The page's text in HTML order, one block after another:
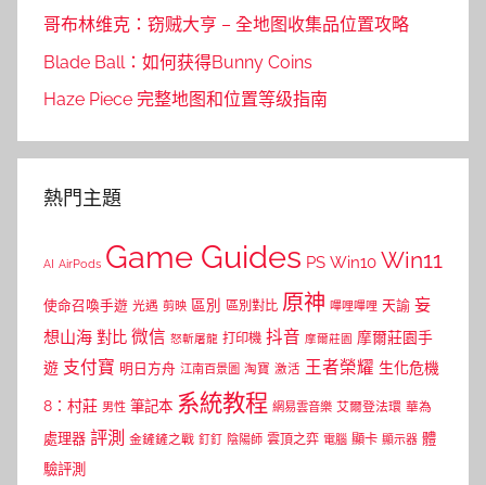
哥布林维克：窃贼大亨 – 全地图收集品位置攻略
Blade Ball：如何获得Bunny Coins
Haze Piece 完整地图和位置等级指南
熱門主題
AI AirPods Game Guides PS Win10 Win11
使命召喚手遊 光遇 剪映 區別 區別對比 原神 嗶哩嗶哩 天諭 妄
想山海 對比 微信 怒斬屠龍 打印機 抖音 摩爾莊園 摩爾莊園手
遊 支付寶 明日方舟 江南百景圖 淘寶 激活 王者榮耀 生化危機
8：村莊 男性 筆記本 系統教程 網易雲音樂 艾爾登法環 華為
處理器 評測 金鏟鏟之戰 釘釘 陰陽師 雲頂之弈 電腦 顯卡 顯示器 體
驗評測